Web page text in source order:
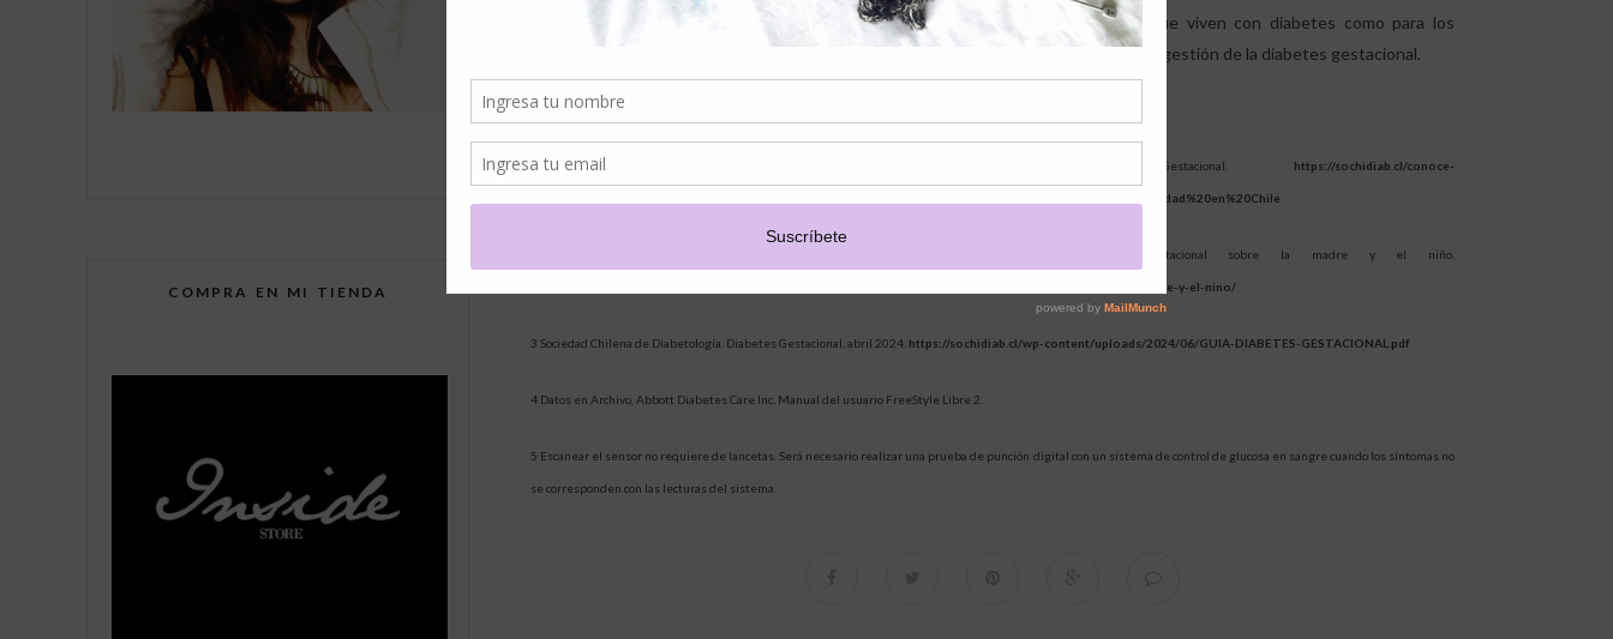
Esta tecnología avanzada proporciona datos valiosos tanto para las personas que viven con diabetes como para los
profesionales de la salud, lo que permite una atención más personalizada y una mejor gestión de la diabetes gestacional.
--
1 Sociedad Chilena de Diabetología. Diabetes Gestacional. https://sochidiab.cl/conoce-
mas/#:~:text=Seg%C3%BAn%20la%20%C3%BAltima%20Encuesta%20Nacional,padece%20esta%20enfermedad%20en%20Chile
2 Sociedad Española de Diabetes. Revista Diabetes. Efectos de la diabetes gestacional sobre la madre y el niño.
https://www.revistadiabetes.org/tratamiento/gestacional/efectos-de-la-diabetes-gestacional-sobre-la-madre-y-el-nino/
3 Sociedad Chilena de Diabetología. Diabetes Gestacional, abril 2024. https://sochidiab.cl/wp-content/uploads/2024/06/GUIA-DIABETES-GESTACIONAL.pdf
4 Datos en Archivo, Abbott Diabetes Care Inc. Manual del usuario FreeStyle Libre 2.
5 Escanear el sensor no requiere de lancetas. Será necesario realizar una prueba de punción digital con un sistema de control de glucosa en sangre cuando los síntomas no
se corresponden con las lecturas del sistema.
COMPRA EN MI TIENDA